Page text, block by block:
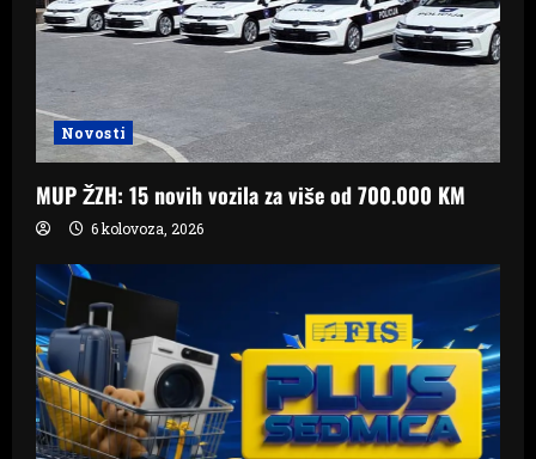
Novosti
MUP ŽZH: 15 novih vozila za više od 700.000 KM
6 kolovoza, 2026